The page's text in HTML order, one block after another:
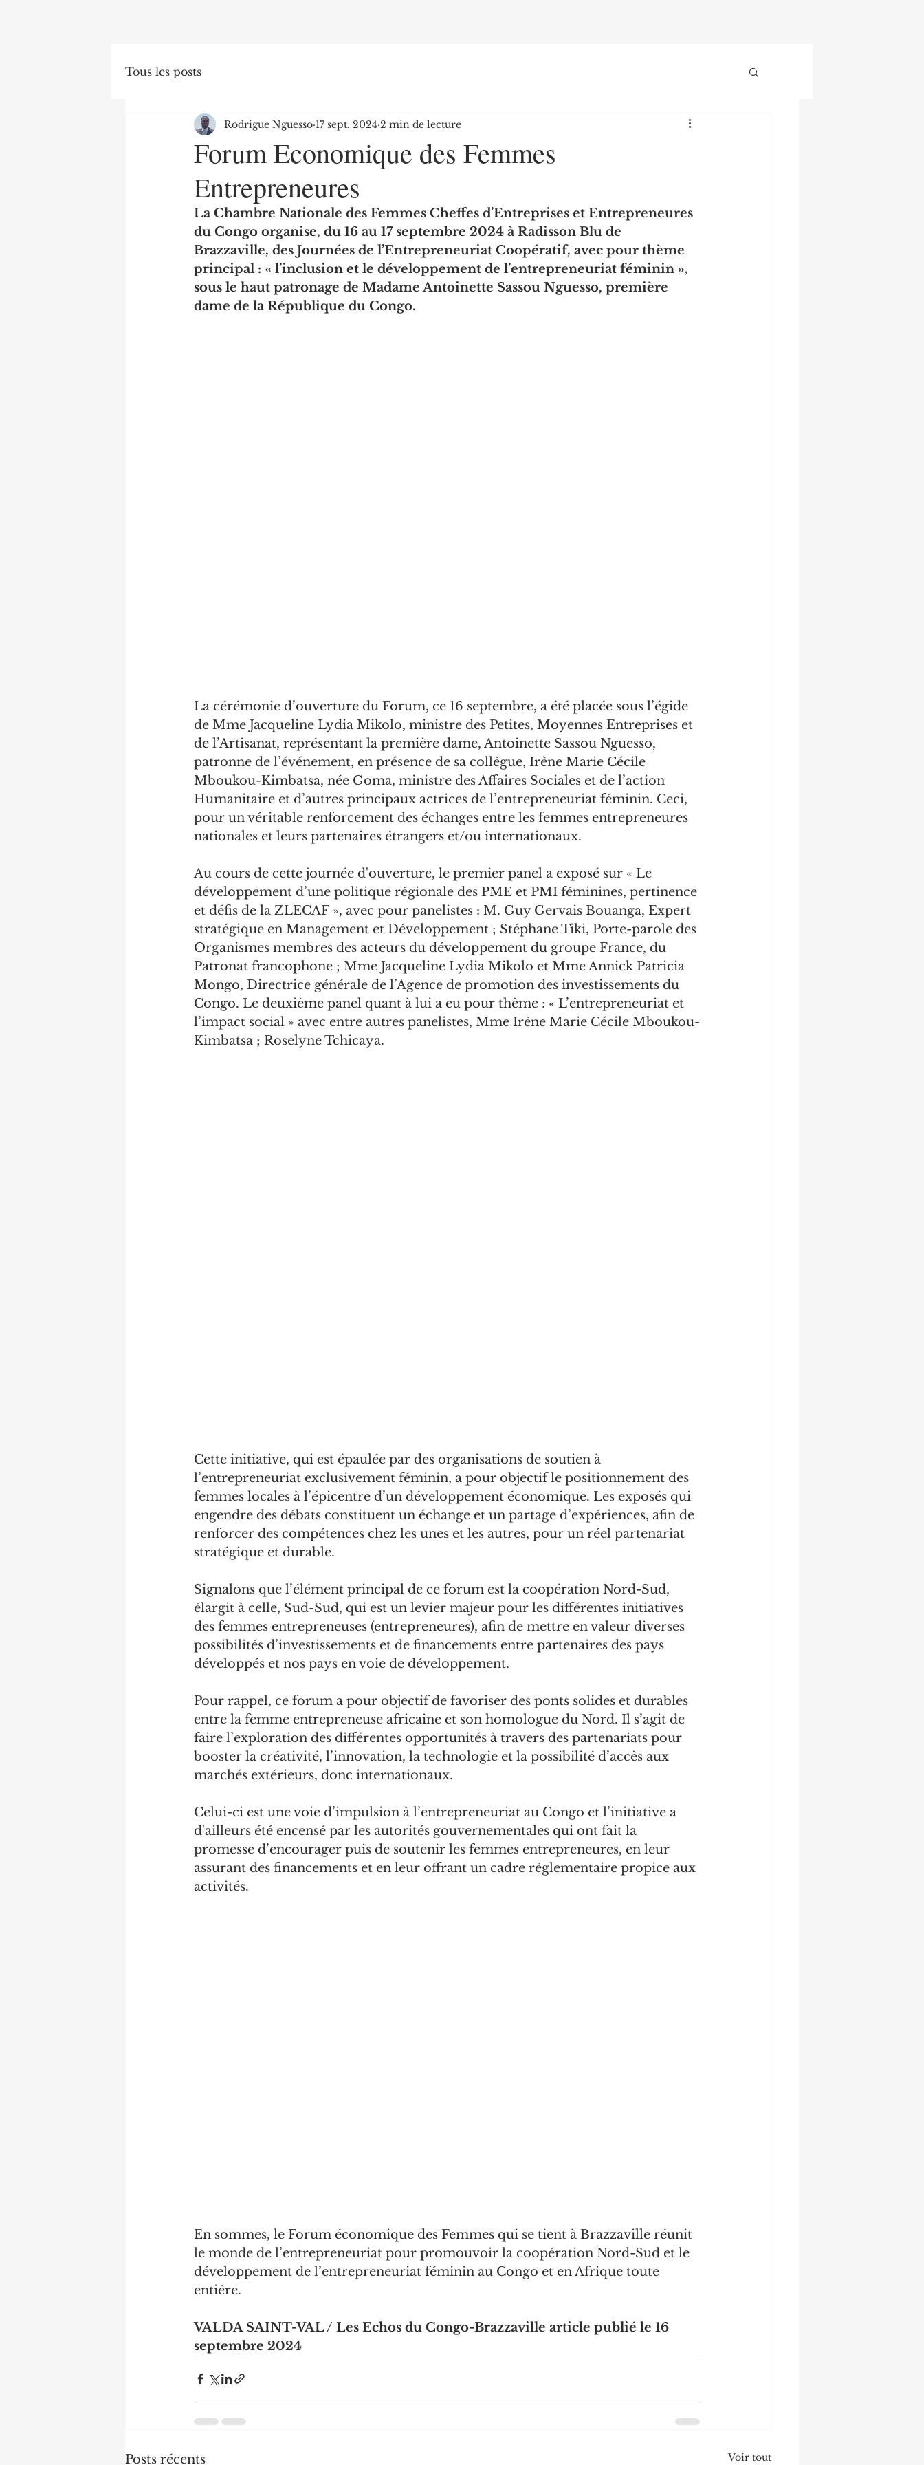
Tous les posts
Forum Economique des Femmes
Entrepreneures
Rodrigue Nguesso 17 sept. 2024 2 min de lecture
La Chambre Nationale des Femmes Cheffes d’Entreprises et Entrepreneures
du Congo organise, du 16 au 17 septembre 2024 à Radisson Blu de
Brazzaville, des Journées de l’Entrepreneuriat Coopératif, avec pour thème
principal : « l’inclusion et le développement de l’entrepreneuriat féminin »,
sous le haut patronage de Madame Antoinette Sassou Nguesso, première
dame de la République du Congo.
La cérémonie d’ouverture du Forum, ce 16 septembre, a été placée sous l’égide
de Mme Jacqueline Lydia Mikolo, ministre des Petites, Moyennes Entreprises et
de l’Artisanat, représentant la première dame, Antoinette Sassou Nguesso,
patronne de l’événement, en présence de sa collègue, Irène Marie Cécile
Mboukou-Kimbatsa, née Goma, ministre des Affaires Sociales et de l’action
Humanitaire et d’autres principaux actrices de l’entrepreneuriat féminin. Ceci,
pour un véritable renforcement des échanges entre les femmes entrepreneures
nationales et leurs partenaires étrangers et/ou internationaux.
Au cours de cette journée d'ouverture, le premier panel a exposé sur « Le
développement d’une politique régionale des PME et PMI féminines, pertinence
et défis de la ZLECAF », avec pour panelistes : M. Guy Gervais Bouanga, Expert
stratégique en Management et Développement ; Stéphane Tiki, Porte-parole des
Organismes membres des acteurs du développement du groupe France, du
Patronat francophone ; Mme Jacqueline Lydia Mikolo et Mme Annick Patricia
Mongo, Directrice générale de l’Agence de promotion des investissements du
Congo. Le deuxième panel quant à lui a eu pour thème : « L’entrepreneuriat et
l’impact social » avec entre autres panelistes, Mme Irène Marie Cécile Mboukou-
Kimbatsa ; Roselyne Tchicaya.
Cette initiative, qui est épaulée par des organisations de soutien à
l’entrepreneuriat exclusivement féminin, a pour objectif le positionnement des
femmes locales à l’épicentre d’un développement économique. Les exposés qui
engendre des débats constituent un échange et un partage d’expériences, afin de
renforcer des compétences chez les unes et les autres, pour un réel partenariat
stratégique et durable.
Signalons que l’élément principal de ce forum est la coopération Nord-Sud,
élargit à celle, Sud-Sud, qui est un levier majeur pour les différentes initiatives
des femmes entrepreneuses (entrepreneures), afin de mettre en valeur diverses
possibilités d’investissements et de financements entre partenaires des pays
développés et nos pays en voie de développement.
Pour rappel, ce forum a pour objectif de favoriser des ponts solides et durables
entre la femme entrepreneuse africaine et son homologue du Nord. Il s’agit de
faire l’exploration des différentes opportunités à travers des partenariats pour
booster la créativité, l’innovation, la technologie et la possibilité d’accès aux
marchés extérieurs, donc internationaux.
Celui-ci est une voie d’impulsion à l’entrepreneuriat au Congo et l’initiative a
d'ailleurs été encensé par les autorités gouvernementales qui ont fait la
promesse d’encourager puis de soutenir les femmes entrepreneures, en leur
assurant des financements et en leur offrant un cadre règlementaire propice aux
activités.
En sommes, le Forum économique des Femmes qui se tient à Brazzaville réunit
le monde de l’entrepreneuriat pour promouvoir la coopération Nord-Sud et le
développement de l’entrepreneuriat féminin au Congo et en Afrique toute
entière.
VALDA SAINT-VAL / Les Echos du Congo-Brazzaville article publié le 16
septembre 2024
Posts récents Voir tout